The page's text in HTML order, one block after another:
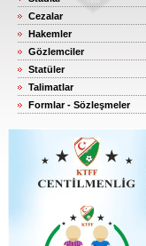
Cezalar
Hakemler
Gözlemciler
Statüler
Talimatlar
Formlar - Sözleşmeler